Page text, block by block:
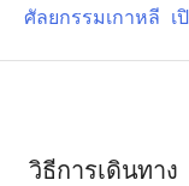
ศัลยกรรมเกาหลี เ
วิธีการเดินทาง